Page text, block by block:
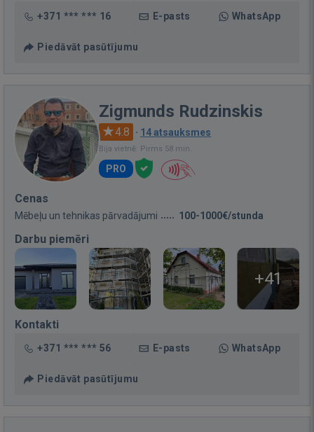
+371 *** *** 16 E-pasts WhatsApp
Piedāvāt pasūtījumu
Zigmunds Rudzinskis
4.8 · 14 atsauksmes
Bija vietnē: Pirms 58 min.
PRO
Cenas
Mēbeļu un tehnikas pārvadājumi 100-1000€/stunda
Darbu piemēri
+41
Kontakti
+371 *** *** 56 E-pasts WhatsApp
Piedāvāt pasūtījumu